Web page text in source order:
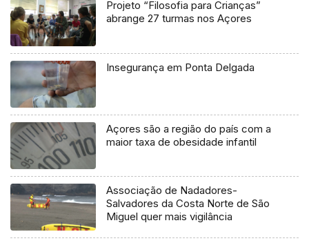
Projeto “Filosofia para Crianças”
abrange 27 turmas nos Açores
Insegurança em Ponta Delgada
Açores são a região do país com a
maior taxa de obesidade infantil
Associação de Nadadores-
Salvadores da Costa Norte de São
Miguel quer mais vigilância